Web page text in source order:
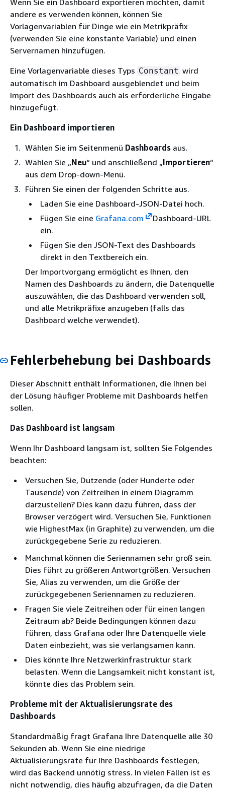
andere es verwenden können, können Sie
Vorlagenvariablen für Dinge wie ein Metrikpräfix
(verwenden Sie eine konstante Variable) und einen
Servernamen hinzufügen.
Eine Vorlagenvariable dieses Typs Constant wird
automatisch im Dashboard ausgeblendet und beim
Import des Dashboards auch als erforderliche Eingabe
hinzugefügt.
Ein Dashboard importieren
Wählen Sie im Seitenmenü Dashboards aus.
Wählen Sie „Neu“ und anschließend „Importieren“
aus dem Drop-down-Menü.
Führen Sie einen der folgenden Schritte aus.
Laden Sie eine Dashboard-JSON-Datei hoch.
Fügen Sie eine Grafana.com
Dashboard-URL
ein.
Fügen Sie den JSON-Text des Dashboards
direkt in den Textbereich ein.
Der Importvorgang ermöglicht es Ihnen, den
Namen des Dashboards zu ändern, die Datenquelle
auszuwählen, die das Dashboard verwenden soll,
und alle Metrikpräfixe anzugeben (falls das
Dashboard welche verwendet).
Fehlerbehebung bei Dashboards
Dieser Abschnitt enthält Informationen, die Ihnen bei
der Lösung häufiger Probleme mit Dashboards helfen
sollen.
Das Dashboard ist langsam
Wenn Ihr Dashboard langsam ist, sollten Sie Folgendes
beachten:
Versuchen Sie, Dutzende (oder Hunderte oder
Tausende) von Zeitreihen in einem Diagramm
darzustellen? Dies kann dazu führen, dass der
Browser verzögert wird. Versuchen Sie, Funktionen
wie HighestMax (in Graphite) zu verwenden, um die
zurückgegebene Serie zu reduzieren.
Manchmal können die Seriennamen sehr groß sein.
Dies führt zu größeren Antwortgrößen. Versuchen
Sie, Alias zu verwenden, um die Größe der
zurückgegebenen Seriennamen zu reduzieren.
Fragen Sie viele Zeitreihen oder für einen langen
Zeitraum ab? Beide Bedingungen können dazu
führen, dass Grafana oder Ihre Datenquelle viele
Daten einbezieht, was sie verlangsamen kann.
Dies könnte Ihre Netzwerkinfrastruktur stark
belasten. Wenn die Langsamkeit nicht konstant ist,
könnte dies das Problem sein.
Probleme mit der Aktualisierungsrate des
Dashboards
Standardmäßig fragt Grafana Ihre Datenquelle alle 30
Sekunden ab. Wenn Sie eine niedrige
Aktualisierungsrate für Ihre Dashboards festlegen,
wird das Backend unnötig stress. In vielen Fällen ist es
nicht notwendig, dies häufig abzufragen, da die Daten